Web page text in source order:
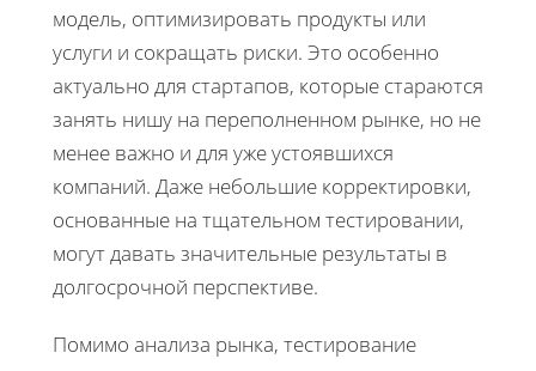
модель, оптимизировать продукты или
услуги и сокращать риски. Это особенно
актуально для стартапов, которые стараются
занять нишу на переполненном рынке, но не
менее важно и для уже устоявшихся
компаний. Даже небольшие корректировки,
основанные на тщательном тестировании,
могут давать значительные результаты в
долгосрочной перспективе.
Помимо анализа рынка, тестирование